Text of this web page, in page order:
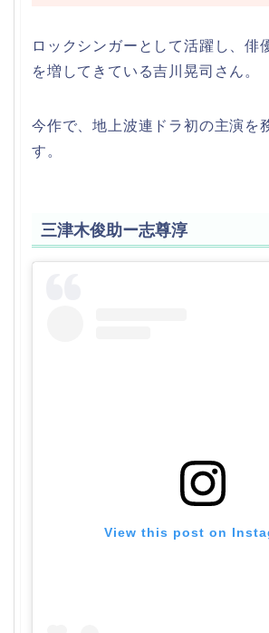
ロックシンガーとして活躍し、俳
を増してきている吉川晃司さん。
今作で、地上波連ドラ初の主演を
す。
三津木俊助ー志尊淳
View this post on